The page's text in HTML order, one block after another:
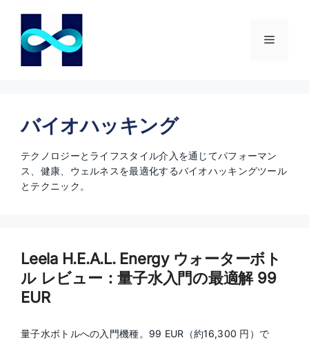
メ
バイオハッキング
テクノロジーとライフスタイル介入を通じてパフォーマン
ス、健康、ウェルネスを最適化するバイオハッキングツール
とテクニック。
Leela H.E.A.L. Energy ウォーターボト
ル レビュー：量子水入門の最適解 99
EUR
量子水ボトルへの入門機種。99 EUR（約16,300 円）で